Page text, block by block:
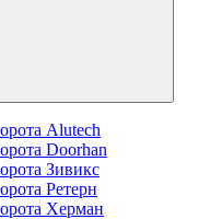
Alutech
Doorhan
Зивикс
Ретерн
Херман